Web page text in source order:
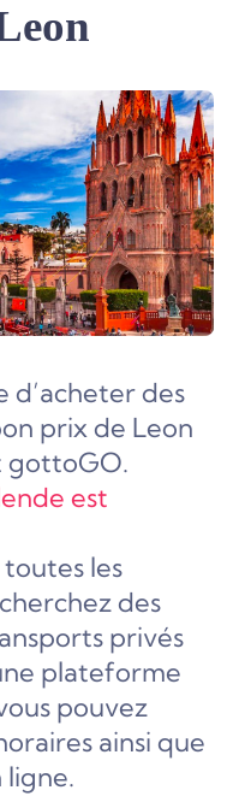
d’acheter des
prix de Leon
gottoGO.
est
les
des
privés
plateforme
pouvez
ainsi que